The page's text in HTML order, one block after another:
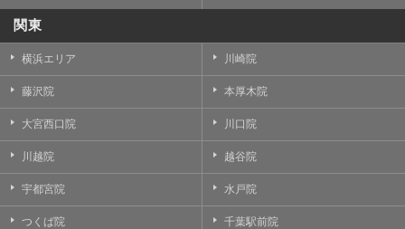
関東
横浜エリア 川崎院
藤沢院 本厚木院
大宮西口院 川口院
川越院 越谷院
宇都宮院 水戸院
つくば院 千葉駅前院